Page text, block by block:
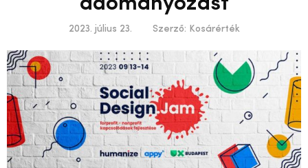
2023. július 23. Szerző: Kosárérték